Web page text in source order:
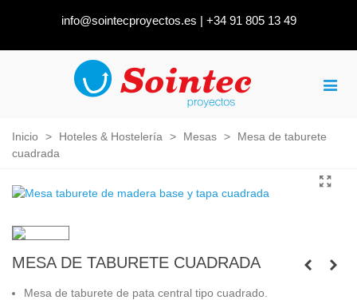
info@sointecproyectos.es | +34 91 805 13 49
Inicio > Hoteles & Hostelería > Mesas >
Mesa de taburete
cuadrada
MESA DE TABURETE CUADRADA
Mesa de taburete de pata central tipo cuadrado.